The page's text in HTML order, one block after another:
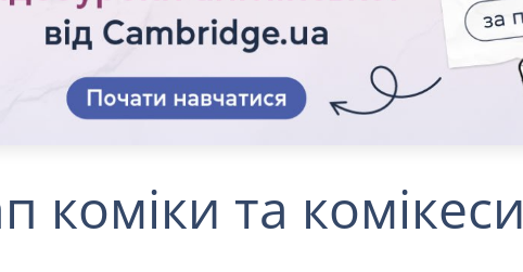
коміки та комікеси